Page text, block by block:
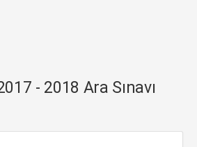
- 2018 Ara Sınavı